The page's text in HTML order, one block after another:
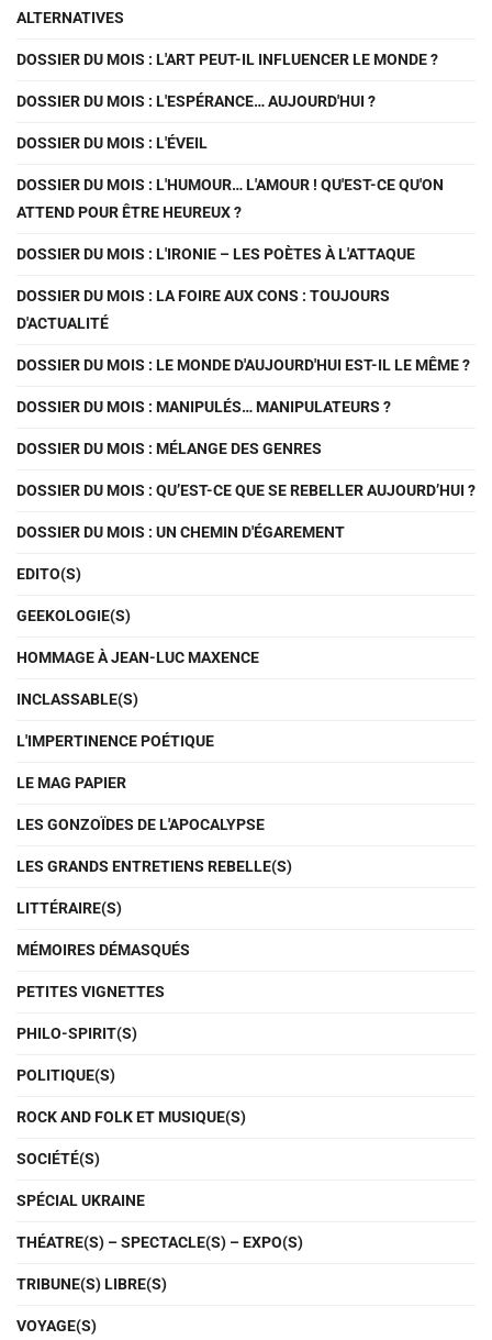
ALTERNATIVES
DOSSIER DU MOIS : L'ART PEUT-IL INFLUENCER LE MONDE ?
DOSSIER DU MOIS : L'ESPÉRANCE… AUJOURD'HUI ?
DOSSIER DU MOIS : L'ÉVEIL
DOSSIER DU MOIS : L'HUMOUR… L'AMOUR ! QU'EST-CE QU'ON
ATTEND POUR ÊTRE HEUREUX ?
DOSSIER DU MOIS : L'IRONIE – LES POÈTES À L'ATTAQUE
DOSSIER DU MOIS : LA FOIRE AUX CONS : TOUJOURS
D'ACTUALITÉ
DOSSIER DU MOIS : LE MONDE D'AUJOURD'HUI EST-IL LE MÊME ?
DOSSIER DU MOIS : MANIPULÉS… MANIPULATEURS ?
DOSSIER DU MOIS : MÉLANGE DES GENRES
DOSSIER DU MOIS : QU’EST-CE QUE SE REBELLER AUJOURD’HUI ?
DOSSIER DU MOIS : UN CHEMIN D'ÉGAREMENT
EDITO(S)
GEEKOLOGIE(S)
HOMMAGE À JEAN-LUC MAXENCE
INCLASSABLE(S)
L'IMPERTINENCE POÉTIQUE
LE MAG PAPIER
LES GONZOÏDES DE L'APOCALYPSE
LES GRANDS ENTRETIENS REBELLE(S)
LITTÉRAIRE(S)
MÉMOIRES DÉMASQUÉS
PETITES VIGNETTES
PHILO-SPIRIT(S)
POLITIQUE(S)
ROCK AND FOLK ET MUSIQUE(S)
SOCIÉTÉ(S)
SPÉCIAL UKRAINE
THÉATRE(S) – SPECTACLE(S) – EXPO(S)
TRIBUNE(S) LIBRE(S)
VOYAGE(S)